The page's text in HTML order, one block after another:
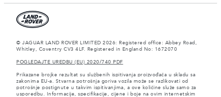
© JAGUAR LAND ROVER LIMITED 2026: Registered office: Abbey Road,
Whitley, Coventry CV3 4LF. Registered in England No: 1672070
POGLEDAJTE UREDBU (EU) 2020/740 PDF
Prikazane brojke rezultat su službenih ispitivanja proizvođača u skladu sa
zakonima EU-a. Stvarna potrošnja goriva vozila može se razlikovati od
potrošnje postignute u takvim ispitivanjima, a ove količine služe samo za
usporedbu. Informacije, specifikacije, cijene i boje na ovim internetskim